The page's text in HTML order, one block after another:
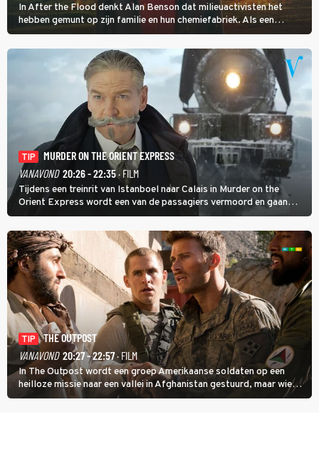
In After the Flood denkt Alan Benson dat milieuactivisten het
hebben gemunt op zijn familie en hun chemiefabriek. Als een
brandende boodschap in het veen de boel op scherp zet, besluit
Jo Marshall de jonge Finn Allen aan de tand te voelen.
TIP
MURDER ON THE ORIENT EXPRESS
VANAVOND 20:26 - 22:35· FILM
Tijdens een treinrit van Istanboel naar Calais in Murder on the
Orient Express wordt een van de passagiers vermoord en gaan
detective Hercule Poirot en zijn snor uitzoeken wie van de andere
treinreizigers de dader is.
TIP
THE OUTPOST
VANAVOND 20:27 - 22:57· FILM
In The Outpost wordt een groep Amerikaanse soldaten op een
heilloze missie naar een vallei in Afghanistan gestuurd, maar wie
overleeft daar een aanval?